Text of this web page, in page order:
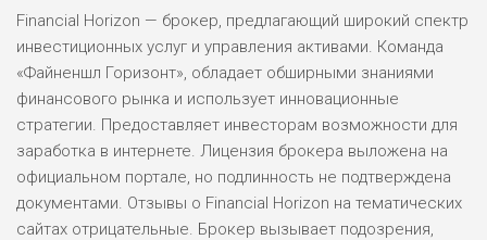
Financial Horizon — брокер, предлагающий широкий спектр
инвестиционных услуг и управления активами. Команда
«Файненшл Горизонт», обладает обширными знаниями
финансового рынка и использует инновационные
стратегии. Предоставляет инвесторам возможности для
заработка в интернете. Лицензия брокера выложена на
официальном портале, но подлинность не подтверждена
документами. Отзывы о Financial Horizon на тематических
сайтах отрицательные. Брокер вызывает подозрения,